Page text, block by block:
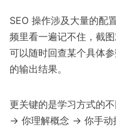
SEO 操作涉及大量的配
频里看一遍记不住，截
可以随时回查某个具体
的输出结果。
更关键的是学习方式的
→ 你理解概念 → 你手动